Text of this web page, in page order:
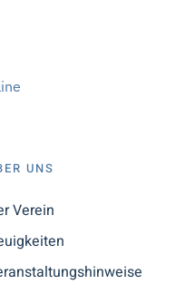
UNS
Verein